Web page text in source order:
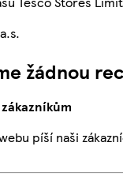
žádnou
píší naši